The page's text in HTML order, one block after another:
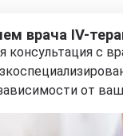
врача IV-
консультация с
от